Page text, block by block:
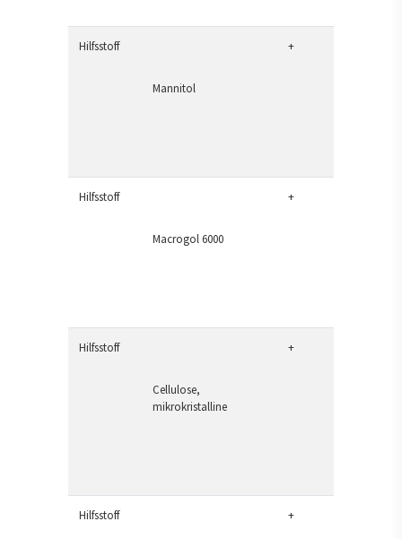
Hilfsstoff
Mannitol
+
Hilfsstoff
Macrogol 6000
+
Hilfsstoff
Cellulose,
mikrokristalline
+
Hilfsstoff +